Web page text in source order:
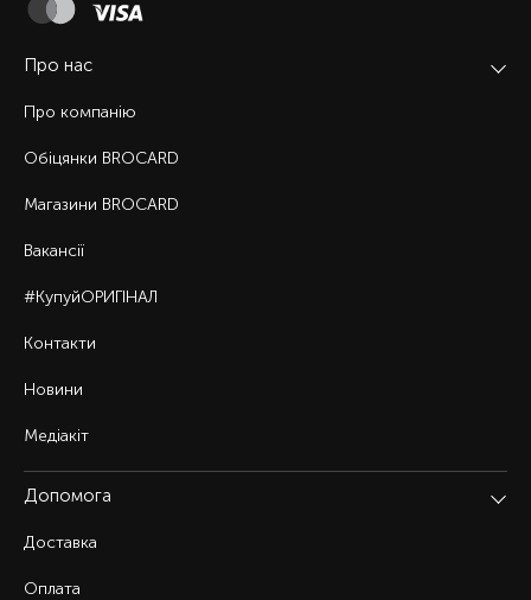
Про нас
Про компанію
Обіцянки BROCARD
Магазини BROCARD
Вакансії
#КупуйОРИГІНАЛ
Контакти
Новини
Медіакіт
Допомога
Доставка
Оплата